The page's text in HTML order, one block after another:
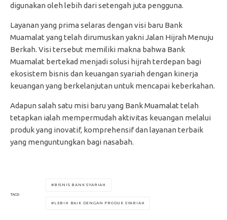
digunakan oleh lebih dari setengah juta pengguna.
Layanan yang prima selaras dengan visi baru Bank
Muamalat yang telah dirumuskan yakni Jalan Hijrah Menuju
Berkah. Visi tersebut memiliki makna bahwa Bank
Muamalat bertekad menjadi solusi hijrah terdepan bagi
ekosistem bisnis dan keuangan syariah dengan kinerja
keuangan yang berkelanjutan untuk mencapai keberkahan.
Adapun salah satu misi baru yang Bank Muamalat telah
tetapkan ialah mempermudah aktivitas keuangan melalui
produk yang inovatif, komprehensif dan layanan terbaik
yang menguntungkan bagi nasabah.
TAGS
BISNIS BANK SYARIAH
LEBIH BAIK DENGAN PRODUK SYARIAH